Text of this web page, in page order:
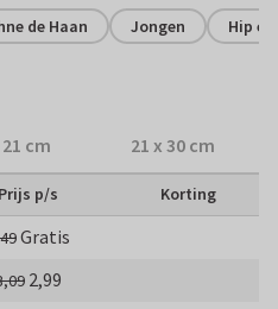
de Haan Jongen Hip
cm 21 x 30 cm
Prijs p/s Korting
Gratis
2,99